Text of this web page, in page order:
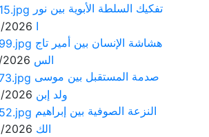
تفكيك السلطة الأبوية بين نور
ا 2026
هشاشة الإنسان بين أمير تاج
الس 2026
صدمة المستقبل بين موسى
ولد إبن 2026
النزعة الصوفية بين إبراهيم
الك 2026